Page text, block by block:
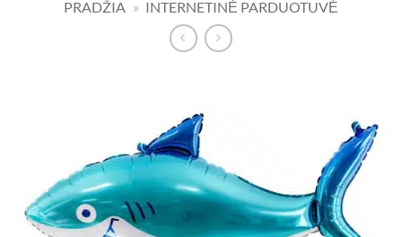
PRADŽIA » INTERNETINĖ PARDUOTUVĖ